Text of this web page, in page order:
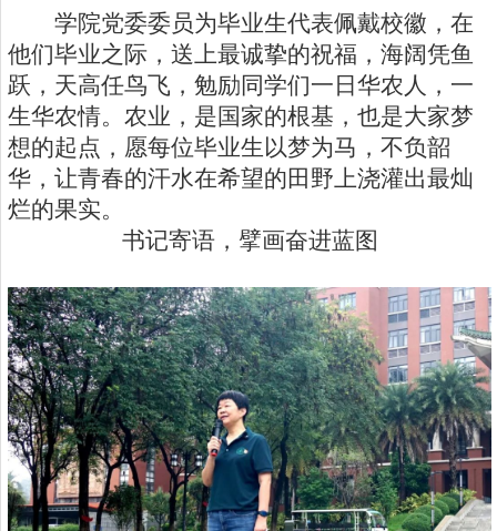
学院党委委员为毕业生代表佩戴校徽，在
他们毕业之际，送上最诚挚的祝福，海阔凭鱼
跃，天高任鸟飞，勉励同学们一日华农人，一
生华农情。农业，是国家的根基，也是大家梦
想的起点，愿每位毕业生以梦为马，不负韶
华，让青春的汗水在希望的田野上浇灌出最灿
烂的果实。
书记寄语，擘画奋进蓝图